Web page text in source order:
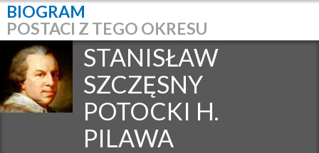
BIOGRAM
POSTACI Z TEGO OKRESU
STANISŁAW
SZCZĘSNY
POTOCKI H.
PILAWA